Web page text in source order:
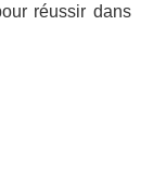
réussir dans